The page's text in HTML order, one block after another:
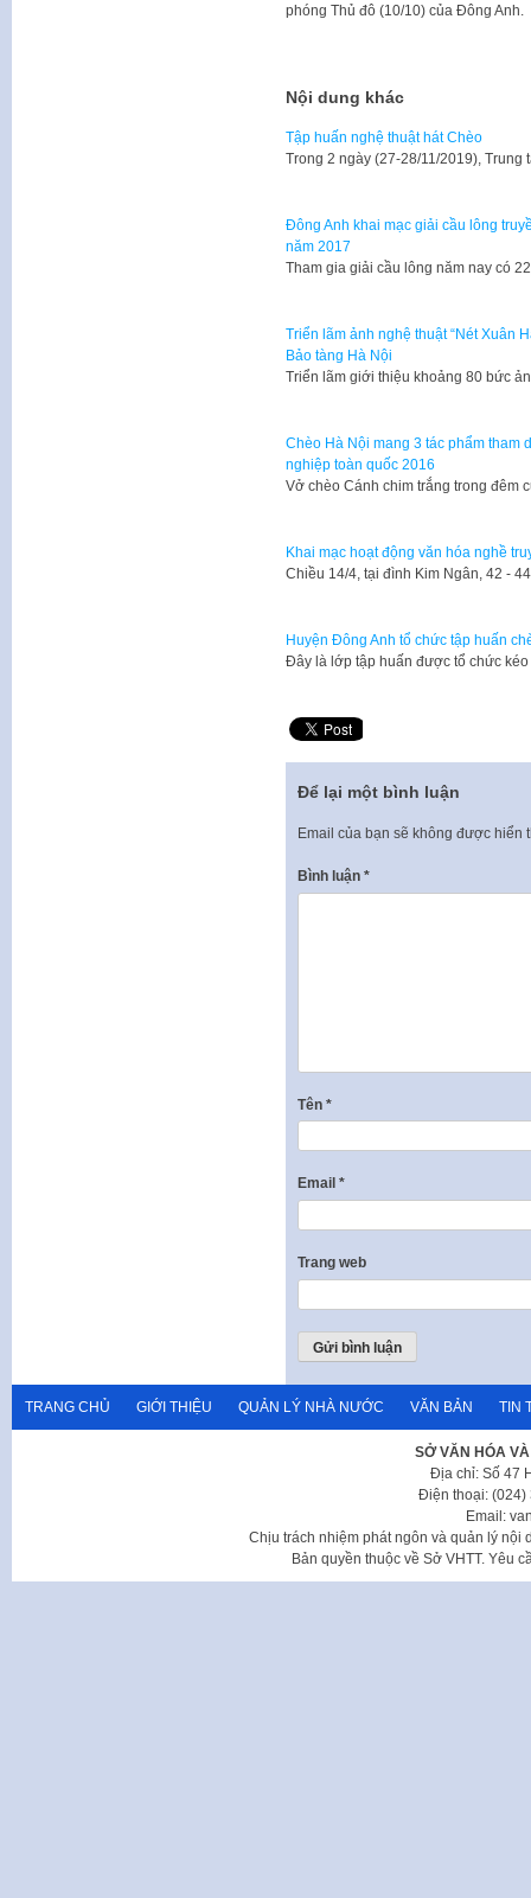
phóng Thủ đô (10/10) của Đông Anh.
Nội dung khác
Tập huấn nghệ thuật hát Chèo
Trong 2 ngày (27-28/11/2019),
Đông Anh khai mạc giải cầu lông
năm 2017
Tham gia giải cầu lông năm nay có
Triển lãm ảnh nghệ thuật “Nét Xuân
Bảo tàng Hà Nội
Triển lãm giới thiệu khoảng 80 bức
Chèo Hà Nội mang 3 tác phẩm tham
nghiệp toàn quốc 2016
Vở chèo Cánh chim trắng trong đêm
Khai mạc hoạt động văn hóa nghề
Chiều 14/4, tại đình Kim Ngân, 42 -
Huyện Đông Anh tổ chức tập huấn
Đây là lớp tập huấn được tổ chức
Để lại một bình luận
Email của bạn sẽ không được hiển
Bình luận *
Tên *
Email *
Trang web
TRANG CHỦ GIỚI THIỆU QUẢN LÝ NHÀ NƯỚC VĂN BẢN TIN
SỞ VĂN HÓA
Địa chỉ: Số 47
Điện thoại: (024)
Email:
Chịu trách nhiệm phát ngôn và quản lý nội
Bản quyền thuộc về Sở VHTT. Yêu